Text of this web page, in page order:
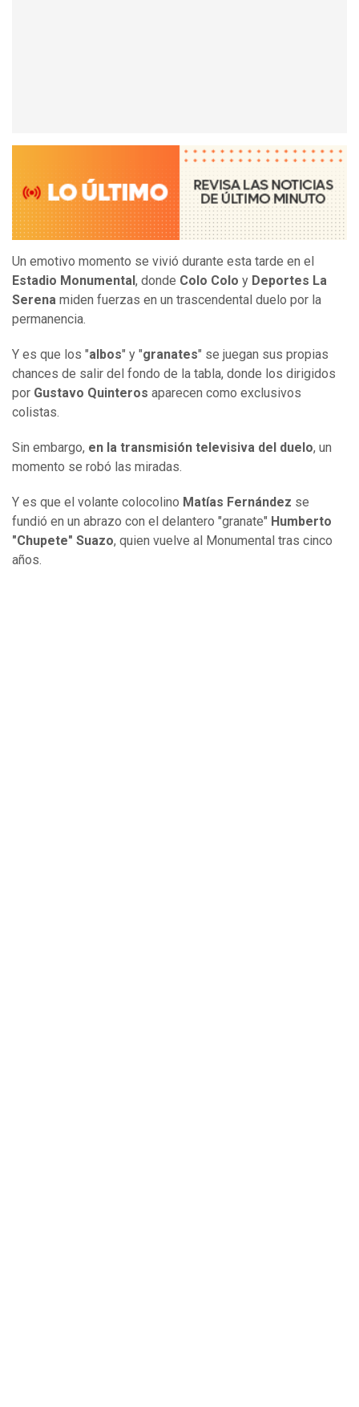
Un emotivo momento se vivió durante esta tarde en el
Estadio Monumental , donde Colo Colo y Deportes La
Serena miden fuerzas en un trascendental duelo por la
permanencia.
Y es que los "albos" y "granates" se juegan sus propias
chances de salir del fondo de la tabla, donde los dirigidos
por Gustavo Quinteros aparecen como exclusivos
colistas.
Sin embargo, en la transmisión televisiva del duelo, un
momento se robó las miradas.
Y es que el volante colocolino Matías Fernández se
fundió en un abrazo con el delantero "granate" Humberto
"Chupete" Suazo, quien vuelve al Monumental tras cinco
años.